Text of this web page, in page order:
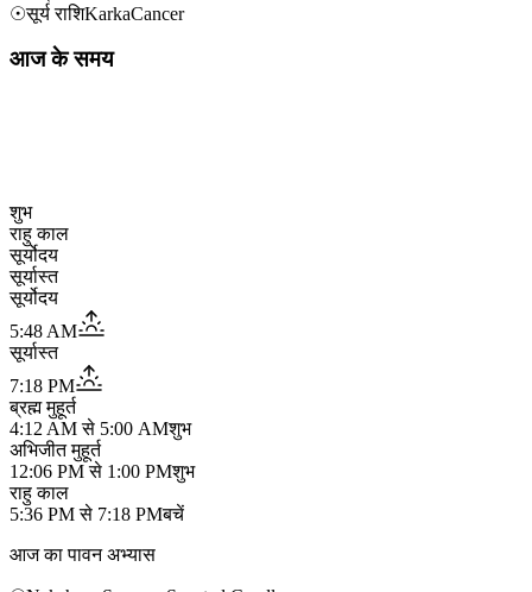
☉सूर्य राशिKarkaCancer
आज के समय
शुभ
राहु काल
सूर्योदय
सूर्यास्त
सूर्योदय
5:48 AM
सूर्यास्त
7:18 PM
ब्रह्म मुहूर्त
4:12 AM से 5:00 AMशुभ
अभिजीत मुहूर्त
12:06 PM से 1:00 PMशुभ
राहु काल
5:36 PM से 7:18 PMबचें
आज का पावन अभ्यास